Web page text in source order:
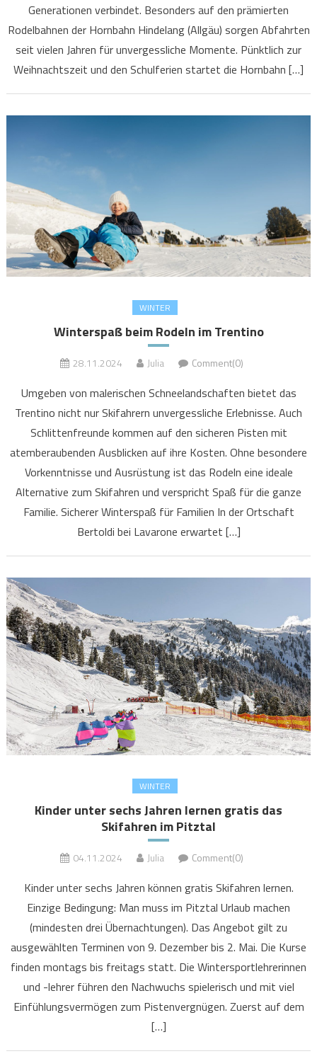
Generationen verbindet. Besonders auf den prämierten
Rodelbahnen der Hornbahn Hindelang (Allgäu) sorgen Abfahrten
seit vielen Jahren für unvergessliche Momente. Pünktlich zur
Weihnachtszeit und den Schulferien startet die Hornbahn […]
WINTER
Winterspaß beim Rodeln im Trentino
28.11.2024 Julia Comment(0)
Umgeben von malerischen Schneelandschaften bietet das
Trentino nicht nur Skifahrern unvergessliche Erlebnisse. Auch
Schlittenfreunde kommen auf den sicheren Pisten mit
atemberaubenden Ausblicken auf ihre Kosten. Ohne besondere
Vorkenntnisse und Ausrüstung ist das Rodeln eine ideale
Alternative zum Skifahren und verspricht Spaß für die ganze
Familie. Sicherer Winterspaß für Familien In der Ortschaft
Bertoldi bei Lavarone erwartet […]
WINTER
Kinder unter sechs Jahren lernen gratis das
Skifahren im Pitztal
04.11.2024 Julia Comment(0)
Kinder unter sechs Jahren können gratis Skifahren lernen.
Einzige Bedingung: Man muss im Pitztal Urlaub machen
(mindesten drei Übernachtungen). Das Angebot gilt zu
ausgewählten Terminen von 9. Dezember bis 2. Mai. Die Kurse
finden montags bis freitags statt. Die Wintersportlehrerinnen
und -lehrer führen den Nachwuchs spielerisch und mit viel
Einfühlungsvermögen zum Pistenvergnügen. Zuerst auf dem
[…]